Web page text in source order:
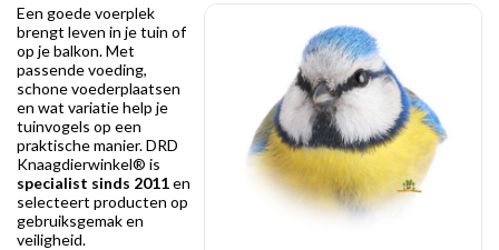
Een goede voerplek
brengt leven in je tuin of
op je balkon. Met
passende voeding,
schone voederplaatsen
en wat variatie help je
tuinvogels op een
praktische manier. DRD
Knaagdierwinkel® is
specialist sinds 2011en
selecteert producten op
gebruiksgemak en
veiligheid.